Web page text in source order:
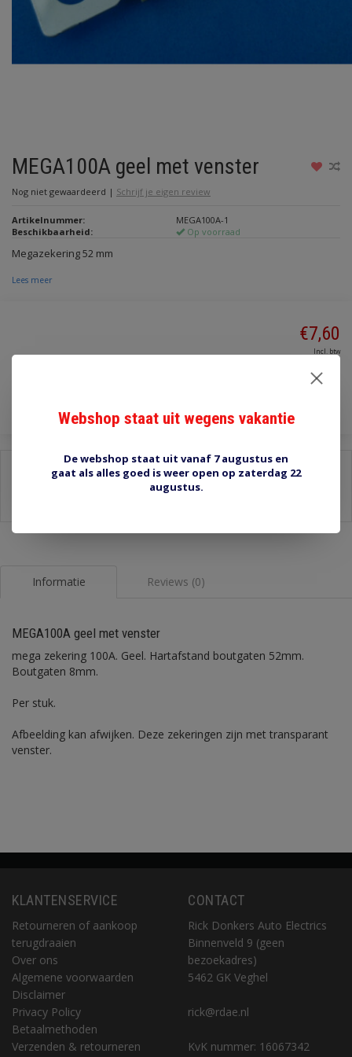
MEGA100A geel met venster
Nog niet gewaardeerd | Schrijf je eigen review
Artikelnummer:
MEGA100A-1
Beschikbaarheid:
Op voorraad
Megazekering 52 mm
Lees meer
€7,60
Incl. btw
Informatie Reviews (0)
MEGA100A geel met venster
mega zekering 100A. Geel. Hartafstand boutgaten 52mm.
Boutgaten 8mm.
Per stuk.
Afbeelding kan afwijken. Deze zekeringen zijn met transparant
venster.
KLANTENSERVICE
Retourneren of aankoop
terugdraaien
Over ons
Algemene voorwaarden
Disclaimer
Privacy Policy
Betaalmethoden
Verzenden & retourneren
CONTACT
Rick Donkers Auto Electrics
Binnenveld 9 (geen
bezoekadres)
5462 GK Veghel
rick@rdae.nl
KvK nummer: 16067342
Webshop staat uit wegens vakantie
De webshop staat uit vanaf 7 augustus en
gaat als alles goed is weer open op zaterdag 22
augustus.